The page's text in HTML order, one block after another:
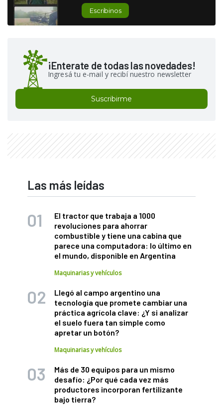
Escribinos
¡Enterate de todas las novedades!
Ingresá tu e-mail y recibí nuestro newsletter
Suscribirme
Las más leídas
El tractor que trabaja a 1000
revoluciones para ahorrar
combustible y tiene una cabina que
parece una computadora: lo último en
el mundo, disponible en Argentina
Maquinarias y vehículos
Llegó al campo argentino una
tecnología que promete cambiar una
práctica agrícola clave: ¿Y si analizar
el suelo fuera tan simple como
apretar un botón?
Maquinarias y vehículos
Más de 30 equipos para un mismo
desafío: ¿Por qué cada vez más
productores incorporan fertilizante
bajo tierra?